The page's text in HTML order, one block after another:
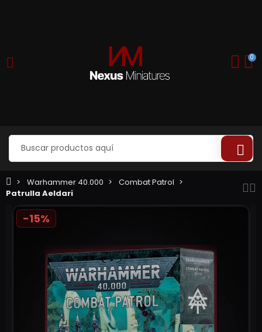
0
Warhammer 40.000
Combat Patrol
Patrulla Aeldari
-15%